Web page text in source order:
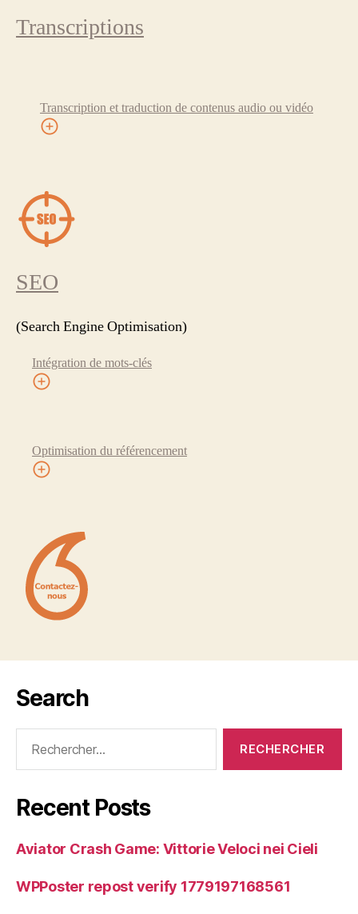
Transcriptions
Transcription et traduction de contenus audio ou vidéo
SEO
(Search Engine Optimisation)
Intégration de mots-clés
Optimisation du référencement
Search
Recent Posts
Aviator Crash Game: Vittorie Veloci nei Cieli
WPPoster repost verify 1779197168561